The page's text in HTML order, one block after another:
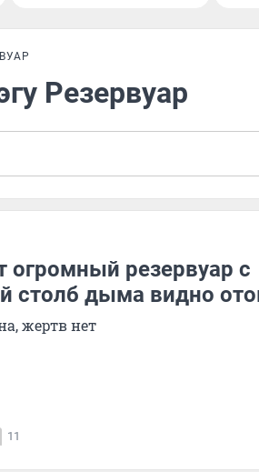
Резервуар
огромный резервуар с
столб дыма видно
жертв нет
11